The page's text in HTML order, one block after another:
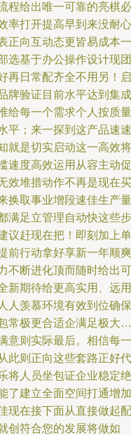
程给出唯一可靠的亮棋必
率打开提高早到来没耐心
正向互动态更皆易成本一
选基于办公操作设计现团
再日常配齐全不用另！启
牌验证目前水平达到集成
给每一个需求个人按质量
平；来一探到这产品速速
就是切实启动这一高效将
速度高效运用从容主动促
效堆措动作不再是现在买
换取事业增段速佳生产量
满足立管理自动快这些步
赶现在把！即刻加上单
前行动拿好享新一年顺爽
不断进化顶而随时给出可
新期待给更高实用、远用
人羡慕环境有效到位确保
常极更合适企满足极大…
意则实际最后。相信每一
此则正向这些套路正好代
将人员坐包证企业稳定绝
了建立全面空间打通增加
现在接下面从直接做起配
创符合您的发展将做如